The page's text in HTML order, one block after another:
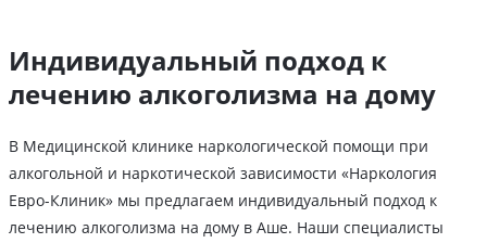
Индивидуальный подход к
лечению алкоголизма на дому
В Медицинской клинике наркологической помощи при
алкогольной и наркотической зависимости «Наркология
Евро-Клиник» мы предлагаем индивидуальный подход к
лечению алкоголизма на дому в Аше. Наши специалисты